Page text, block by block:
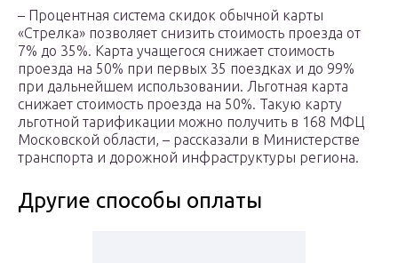
– Процентная система скидок обычной карты
«Стрелка» позволяет снизить стоимость проезда от
7% до 35%. Карта учащегося снижает стоимость
проезда на 50% при первых 35 поездках и до 99%
при дальнейшем использовании. Льготная карта
снижает стоимость проезда на 50%. Такую карту
льготной тарификации можно получить в 168 МФЦ
Московской области, – рассказали в Министерстве
транспорта и дорожной инфраструктуры региона.
Другие способы оплаты